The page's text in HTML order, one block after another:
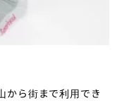
から街まで利用でき